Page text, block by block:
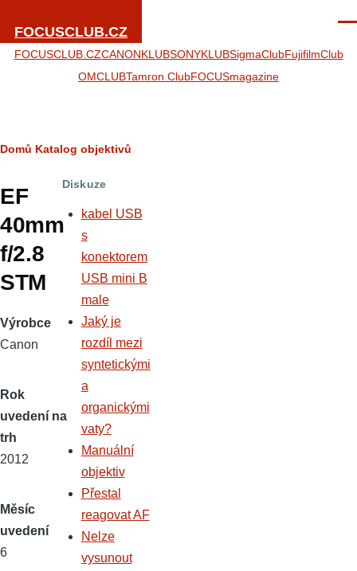
FOCUSCLUB.CZ
FOCUSCLUB.CZCANONKLUBSONYKLUBSigmaClubFujifilmClub
OMCLUBTamron ClubFOCUSmagazine
Drobečková
navigace
Domů Katalog objektivů
EF
40mm
f/2.8
STM
Výrobce
Canon
Rok
uvedení na
trh
2012
Měsíc
uvedení
6
Diskuze
kabel USB
s
konektorem
USB mini B
male
Jaký je
rozdíl mezi
syntetickými
a
organickými
vaty?
Manuální
objektiv
Přestal
reagovat AF
Nelze
vysunout